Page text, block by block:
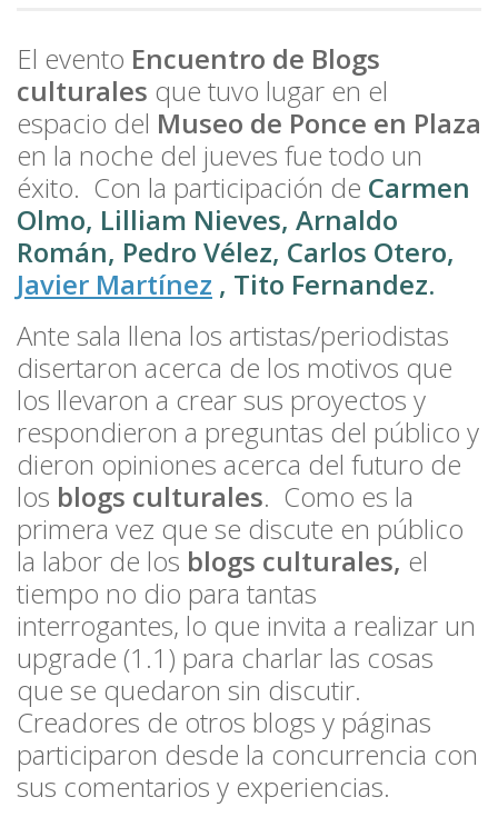
El evento Encuentro de Blogs
culturales que tuvo lugar en el
espacio del Museo de Ponce en Plaza
en la noche del jueves fue todo un
éxito. Con la participación de Carmen
Olmo, Lilliam Nieves, Arnaldo
Román, Pedro Vélez, Carlos Otero,
Javier Martínez , Tito Fernandez.
Ante sala llena los artistas/periodistas
disertaron acerca de los motivos que
los llevaron a crear sus proyectos y
respondieron a preguntas del público y
dieron opiniones acerca del futuro de
los blogs culturales. Como es la
primera vez que se discute en público
la labor de los blogs culturales, el
tiempo no dio para tantas
interrogantes, lo que invita a realizar un
upgrade (1.1) para charlar las cosas
que se quedaron sin discutir.
Creadores de otros blogs y páginas
participaron desde la concurrencia con
sus comentarios y experiencias.